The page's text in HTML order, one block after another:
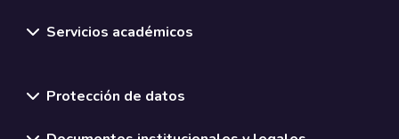
Servicios académicos
Protección de datos